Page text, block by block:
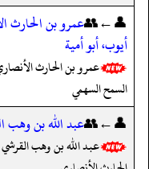
👤←👥عمرو بن الحارث
أيوب، أبو أمية
عمرو بن الحارث
السمح السهمي
👤←👥عبد الله بن وهب
عبد الله بن وهب